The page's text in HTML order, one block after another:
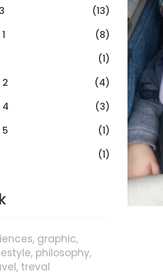
(13)
(8)
(1)
(4)
(3)
(1)
(1)
graphic
philosophy
treval